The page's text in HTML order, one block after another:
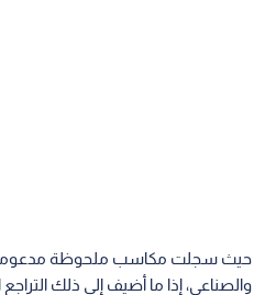
حيث سجلت مكاسب ملحوظة مدعومة
والصناعي، إذا ما أضيف إلى ذلك